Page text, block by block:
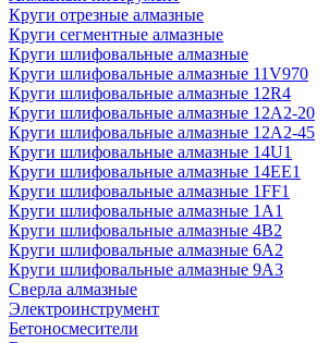
Круги отрезные алмазные
Круги сегментные алмазные
Круги шлифовальные алмазные
Круги шлифовальные алмазные 11V970
Круги шлифовальные алмазные 12R4
Круги шлифовальные алмазные 12А2-20
Круги шлифовальные алмазные 12А2-45
Круги шлифовальные алмазные 14U1
Круги шлифовальные алмазные 14ЕЕ1
Круги шлифовальные алмазные 1FF1
Круги шлифовальные алмазные 1А1
Круги шлифовальные алмазные 4В2
Круги шлифовальные алмазные 6A2
Круги шлифовальные алмазные 9А3
Сверла алмазные
Электроинструмент
Бетоносмесители